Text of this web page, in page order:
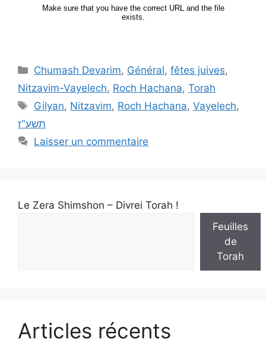
Chumash Devarim, Général,fêtes juives,
Nitzavim-Vayelech, Roch Hachana, Torah
Gilyan, Nitzavim, Roch Hachana,Vayelech,
תשע"ז
Laisser un commentaire
Le Zera Shimshon – Divrei Torah !
Feuilles
de
Torah
Articles récents